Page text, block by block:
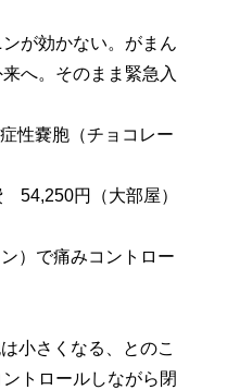
が効かない。がまん
へ。そのまま緊急入
性嚢胞（チョコレー
54,250円（大部屋）
）で痛みコントロー
小さくなる、とのこ
トロールしながら閉